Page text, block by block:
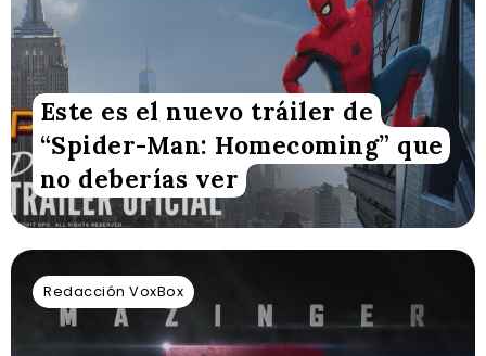
Este es el nuevo tráiler de
“Spider-Man: Homecoming” que
no deberías ver
Redacción VoxBox